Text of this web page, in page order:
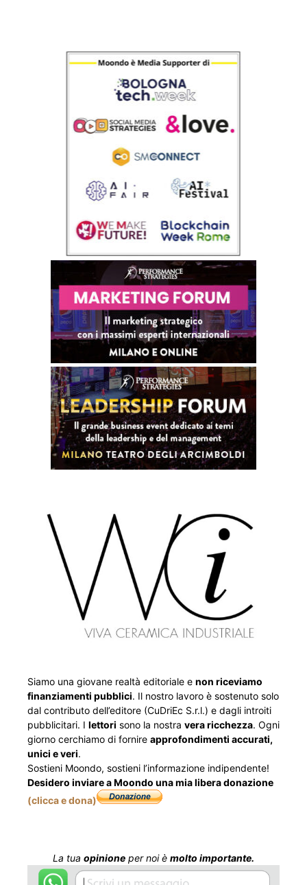
Siamo una giovane realtà editoriale e non riceviamo
finanziamenti pubblici. Il nostro lavoro è sostenuto solo
dal contributo dell’editore (CuDriEc S.r.l.) e dagli introiti
pubblicitari. I lettori sono la nostra vera ricchezza. Ogni
giorno cerchiamo di fornire approfondimenti accurati,
unici e veri.
Sostieni Moondo, sostieni l’informazione indipendente!
Desidero inviare a Moondo una mia libera donazione
(clicca e dona)
La tua opinione per noi è molto importante.